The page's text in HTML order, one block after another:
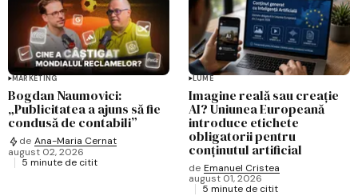
MARKETING
Bogdan Naumovici:
„Publicitatea a ajuns să fie
condusă de contabili”
de Ana-Maria Cernat
august 02, 2026
5 minute de citit
LUME
Imagine reală sau creație
AI? Uniunea Europeană
introduce etichete
obligatorii pentru
conținutul artificial
de Emanuel Cristea
august 01, 2026
5 minute de citit